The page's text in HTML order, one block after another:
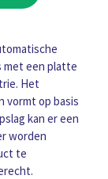
een platte
Het
vormt op basis
kan er een
worden
te